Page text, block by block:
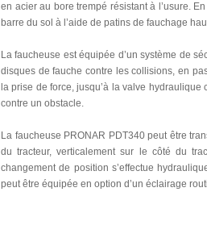
en acier au bore trempé résistant à l’usure.
barre du sol à l’aide de patins de fauchage
La faucheuse est équipée d’un système de
disques de fauche contre les collisions, en
la prise de force, jusqu’à la valve
contre un obstacle.
La faucheuse PRONAR PDT340 peut être
du tracteur, verticalement sur le côté du
changement de position s’effectue
peut être équipée en option d’un éclairage